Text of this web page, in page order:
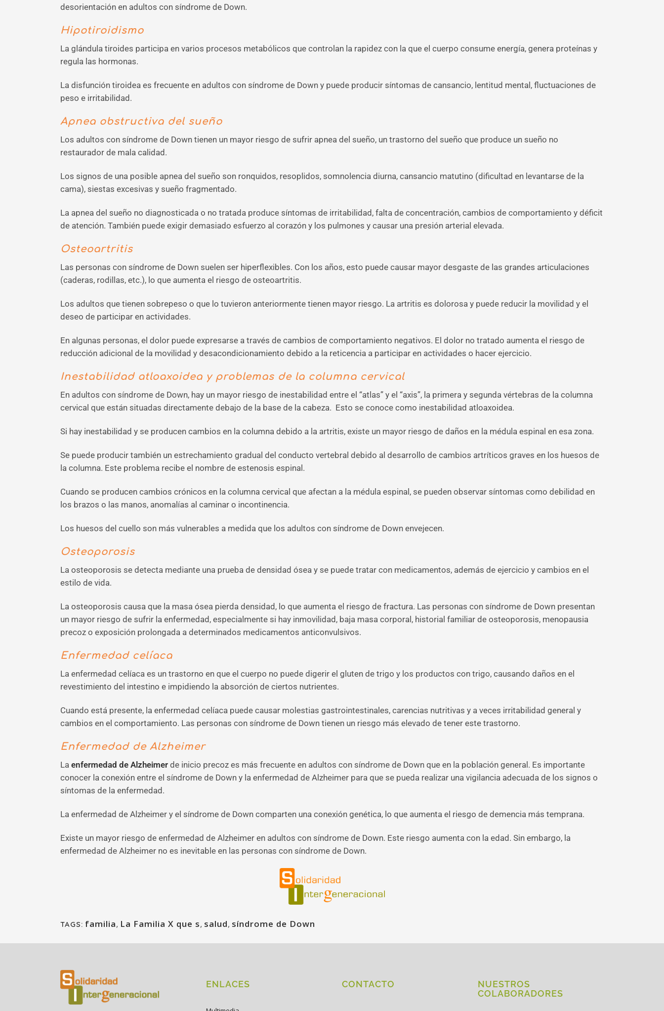
desorientación en adultos con síndrome de Down.
Hipotiroidismo
La glándula tiroides participa en varios procesos metabólicos que controlan la rapidez con la que el cuerpo consume energía, genera proteínas y
regula las hormonas.
La disfunción tiroidea es frecuente en adultos con síndrome de Down y puede producir síntomas de cansancio, lentitud mental, fluctuaciones de
peso e irritabilidad.
Apnea obstructiva del sueño
Los adultos con síndrome de Down tienen un mayor riesgo de sufrir apnea del sueño, un trastorno del sueño que produce un sueño no
restaurador de mala calidad.
Los signos de una posible apnea del sueño son ronquidos, resoplidos, somnolencia diurna, cansancio matutino (dificultad en levantarse de la
cama), siestas excesivas y sueño fragmentado.
La apnea del sueño no diagnosticada o no tratada produce síntomas de irritabilidad, falta de concentración, cambios de comportamiento y déficit
de atención. También puede exigir demasiado esfuerzo al corazón y los pulmones y causar una presión arterial elevada.
Osteoartritis
Las personas con síndrome de Down suelen ser hiperflexibles. Con los años, esto puede causar mayor desgaste de las grandes articulaciones
(caderas, rodillas, etc.), lo que aumenta el riesgo de osteoartritis.
Los adultos que tienen sobrepeso o que lo tuvieron anteriormente tienen mayor riesgo. La artritis es dolorosa y puede reducir la movilidad y el
deseo de participar en actividades.
En algunas personas, el dolor puede expresarse a través de cambios de comportamiento negativos. El dolor no tratado aumenta el riesgo de
reducción adicional de la movilidad y desacondicionamiento debido a la reticencia a participar en actividades o hacer ejercicio.
Inestabilidad atloaxoidea y problemas de la columna cervical
En adultos con síndrome de Down, hay un mayor riesgo de inestabilidad entre el “atlas” y el “axis”, la primera y segunda vértebras de la columna
cervical que están situadas directamente debajo de la base de la cabeza. Esto se conoce como inestabilidad atloaxoidea.
Si hay inestabilidad y se producen cambios en la columna debido a la artritis, existe un mayor riesgo de daños en la médula espinal en esa zona.
Se puede producir también un estrechamiento gradual del conducto vertebral debido al desarrollo de cambios artríticos graves en los huesos de
la columna. Este problema recibe el nombre de estenosis espinal.
Cuando se producen cambios crónicos en la columna cervical que afectan a la médula espinal, se pueden observar síntomas como debilidad en
los brazos o las manos, anomalías al caminar o incontinencia.
Los huesos del cuello son más vulnerables a medida que los adultos con síndrome de Down envejecen.
Osteoporosis
La osteoporosis se detecta mediante una prueba de densidad ósea y se puede tratar con medicamentos, además de ejercicio y cambios en el
estilo de vida.
La osteoporosis causa que la masa ósea pierda densidad, lo que aumenta el riesgo de fractura. Las personas con síndrome de Down presentan
un mayor riesgo de sufrir la enfermedad, especialmente si hay inmovilidad, baja masa corporal, historial familiar de osteoporosis, menopausia
precoz o exposición prolongada a determinados medicamentos anticonvulsivos.
Enfermedad celíaca
La enfermedad celíaca es un trastorno en que el cuerpo no puede digerir el gluten de trigo y los productos con trigo, causando daños en el
revestimiento del intestino e impidiendo la absorción de ciertos nutrientes.
Cuando está presente, la enfermedad celíaca puede causar molestias gastrointestinales, carencias nutritivas y a veces irritabilidad general y
cambios en el comportamiento. Las personas con síndrome de Down tienen un riesgo más elevado de tener este trastorno.
Enfermedad de Alzheimer
La enfermedad de Alzheimer de inicio precoz es más frecuente en adultos con síndrome de Down que en la población general. Es importante
conocer la conexión entre el síndrome de Down y la enfermedad de Alzheimer para que se pueda realizar una vigilancia adecuada de los signos o
síntomas de la enfermedad.
La enfermedad de Alzheimer y el síndrome de Down comparten una conexión genética, lo que aumenta el riesgo de demencia más temprana.
Existe un mayor riesgo de enfermedad de Alzheimer en adultos con síndrome de Down. Este riesgo aumenta con la edad. Sin embargo, la
enfermedad de Alzheimer no es inevitable en las personas con síndrome de Down.
TAGS: familia, La Familia X que s, salud, síndrome de Down
ENLACES CONTACTO
NUESTROS
COLABORADORES